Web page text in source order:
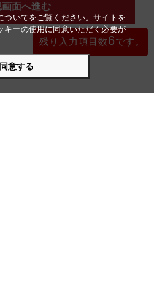
残り入力項目数6です。
ついてをご覧ください。サイトを
キーの使用に同意いただく必要が
同意する